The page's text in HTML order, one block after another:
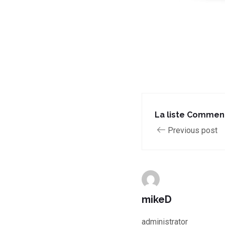
La liste
Previous post
mikeD
administrator